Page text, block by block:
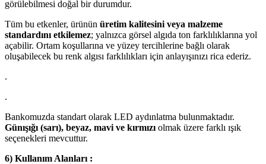
görülebilmesi doğal bir durumdur.
Tüm bu etkenler, ürünün üretim kalitesini veya malzeme
standardını etkilemez; yalnızca görsel algıda ton farklılıklarına yol
açabilir. Ortam koşullarına ve yüzey tercihlerine bağlı olarak
oluşabilecek bu renk algısı farklılıkları için anlayışınızı rica ederiz.
.
.
Bankomuzda standart olarak LED aydınlatma bulunmaktadır.
Günışığı (sarı), beyaz, mavi ve kırmızı olmak üzere farklı ışık
seçenekleri mevcuttur.
6) Kullanım Alanları :